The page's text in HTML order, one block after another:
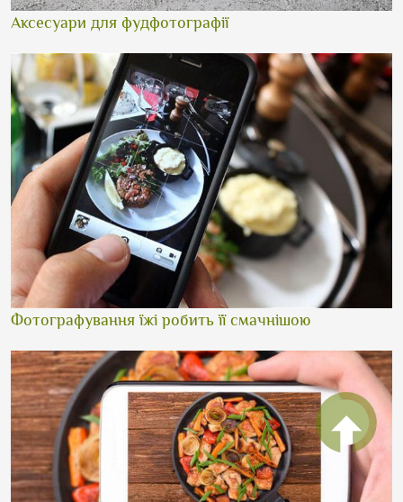
Аксесуари для фудфотографії
Фотографування їжі робить її смачнішою